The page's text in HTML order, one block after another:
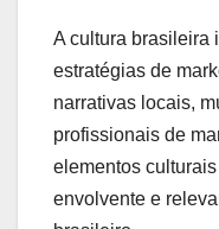
A cultura brasileira
estratégias de
narrativas locais,
profissionais de
elementos
envolvente e